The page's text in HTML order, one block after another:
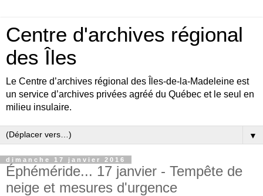
Centre d'archives régional
des Îles
Le Centre d’archives régional des Îles-de-la-Madeleine est
un service d’archives privées agréé du Québec et le seul en
milieu insulaire.
▼
dimanche 17 janvier 2016
Éphéméride... 17 janvier - Tempête de
neige et mesures d'urgence